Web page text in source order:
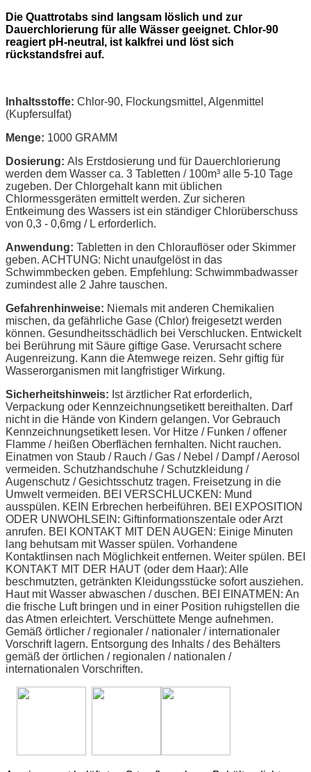
Die Quattrotabs sind langsam löslich und zur
Dauerchlorierung für alle Wässer geeignet. Chlor-90
reagiert pH-neutral, ist kalkfrei und löst sich
rückstandsfrei auf.
Inhaltsstoffe: Chlor-90, Flockungsmittel, Algenmittel
(Kupfersulfat)
Menge: 1000 GRAMM
Dosierung: Als Erstdosierung und für Dauerchlorierung
werden dem Wasser ca. 3 Tabletten / 100m³ alle 5-10 Tage
zugeben. Der Chlorgehalt kann mit üblichen
Chlormessgeräten ermittelt werden. Zur sicheren
Entkeimung des Wassers ist ein ständiger Chlorüberschuss
von 0,3 - 0,6mg / L erforderlich.
Anwendung: Tabletten in den Chlorauflöser oder Skimmer
geben. ACHTUNG: Nicht unaufgelöst in das
Schwimmbecken geben. Empfehlung: Schwimmbadwasser
zumindest alle 2 Jahre tauschen.
Gefahrenhinweise: Niemals mit anderen Chemikalien
mischen, da gefährliche Gase (Chlor) freigesetzt werden
können. Gesundheitsschädlich bei Verschlucken. Entwickelt
bei Berührung mit Säure giftige Gase. Verursacht schere
Augenreizung. Kann die Atemwege reizen. Sehr giftig für
Wasserorganismen mit langfristiger Wirkung.
Sicherheitshinweis: Ist ärztlicher Rat erforderlich,
Verpackung oder Kennzeichnungsetikett bereithalten. Darf
nicht in die Hände von Kindern gelangen. Vor Gebrauch
Kennzeichnungsetikett lesen. Vor Hitze / Funken / offener
Flamme / heißen Oberflächen fernhalten. Nicht rauchen.
Einatmen von Staub / Rauch / Gas / Nebel / Dampf / Aerosol
vermeiden. Schutzhandschuhe / Schutzkleidung /
Augenschutz / Gesichtsschutz tragen. Freisetzung in die
Umwelt vermeiden. BEI VERSCHLUCKEN: Mund
ausspülen. KEIN Erbrechen herbeiführen. BEI EXPOSITION
ODER UNWOHLSEIN: Giftinformationszentale oder Arzt
anrufen. BEI KONTAKT MIT DEN AUGEN: Einige Minuten
lang behutsam mit Wasser spülen. Vorhandene
Kontaktlinsen nach Möglichkeit entfernen. Weiter spülen. BEI
KONTAKT MIT DER HAUT (oder dem Haar): Alle
beschmutzten, getränkten Kleidungsstücke sofort ausziehen.
Haut mit Wasser abwaschen / duschen. BEI EINATMEN: An
die frische Luft bringen und in einer Position ruhigstellen die
das Atmen erleichtert. Verschüttete Menge aufnehmen.
Gemäß örtlicher / regionaler / nationaler / internationaler
Vorschrift lagern. Entsorgung des Inhalts / des Behälters
gemäß der örtlichen / regionalen / nationalen /
internationalen Vorschriften.